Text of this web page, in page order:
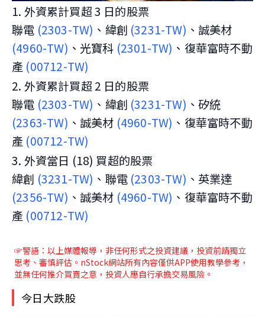
1. 外資累計買超 3 日的股票
聯電 (2303-TW) 、緯創 (3231-TW) 、誠美材
(4960-TW) 、光寶科 (2301-TW) 、復華富時不動
產 (00712-TW)
2. 外資累計買超 2 日的股票
聯電 (2303-TW) 、緯創 (3231-TW) 、矽統
(2363-TW) 、誠美材 (4960-TW) 、復華富時不動
產 (00712-TW)
3. 外資當日 (18) 買超的股票
緯創 (3231-TW) 、聯電 (2303-TW) 、英業達
(2356-TW) 、誠美材 (4960-TW) 、復華富時不動
產 (00712-TW)
☞警語：以上媒體報導，非任何形式之投資建議，投資前請獨立
思考、審慎評估。nStock網站所有內容僅供APP使用教學參考，
並無任何推介買賣之意，投資人應自行承擔交易風險。
今日大跌股